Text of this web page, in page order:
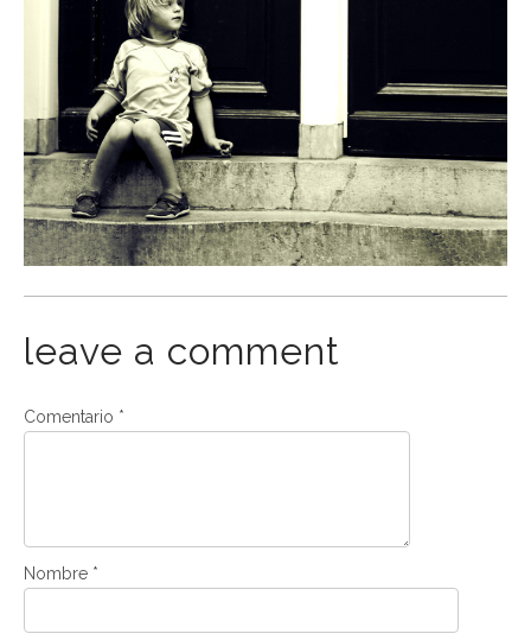
leave a comment
Comentario *
Nombre *